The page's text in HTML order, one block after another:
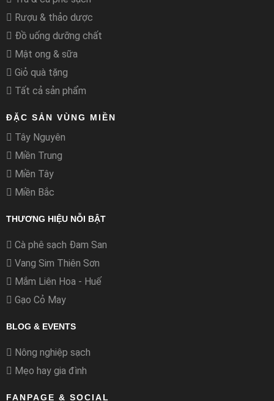
Rượu & thảo dược
Đồ uống dưỡng chất
Mật ong & sữa
Giỏ quà tặng
Tất cả sản phẩm
ĐẶC SẢN VÙNG MIỀN
Tây Nguyên
Miền Trung
Miền Tây
Miền Bắc
THƯƠNG HIỆU NỖI BẬT
Cà phê sạch Đam San
Vang Sim Thiên Sơn
Mắm Liên Hoa - Huế
Gạo Cỏ May
BLOG & EVENTS
Nông nghiệp sạch
Mẹo hay gia đình
FANPAGE & SOCIAL